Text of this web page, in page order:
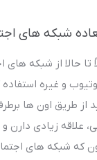
تا حالا از شبکه
و غیره
از طریق اون ها
علاقه زیادی دارن
که شبکه های